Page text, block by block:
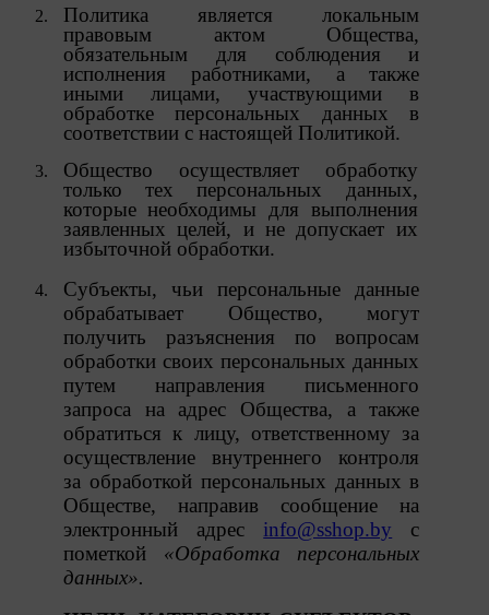
Политика
является
локальным
правовым
актом
Общества,
обязательным
для соблюдения и
исполнения работниками, а также
иными лицами, участвующими в
обработке персональных данных в
соответствии с настоящей Политикой.
Общество осуществляет обработку
только тех персональных данных,
которые необходимы для выполнения
заявленных целей, и не допускает их
избыточной обработки.
Субъекты, чьи персональные данные
обрабатывает Общество, могут
получить разъяснения по вопросам
обработки своих персональных данных
путем направления письменного
запроса на адрес Общества, а также
обратиться к лицу, ответственному за
осуществление внутреннего
контроля
за обработкой персональных данных в
Обществе, направив сообщение на
электронный адрес info@sshop.by с
пометкой «Обработка персональных
данных».
настроить браузер, чтобы он блокировал такие
файлы сookie или уведомлял пользователя об их
использовании — но в таком случае некоторые
разделы сайта могут не работать).
9.2. Функциональные файлы cookie, например,
определяющие имя пользователя. Данные файлы
некоторых дополнительных функций сайтов,
например, для хранения предпочтений
пользователя, в том числе имени пользователя
или выбора языка, и для предотвращения
повторных прохождений опросов
условия работы пользователей с сайтом.
9.3. Файлы cookie предпочтений, например, для
настройки контента. Данные файлы cookie
собирают информацию о выборе пользователя на
сайте и его предпочтениях и позволяют Обществу
«запомнить» информацию о выбранном
пользователем городе и других местных
настройках для того, чтобы соответствующим
образом настраивать сайт.
9.4. Аналитические файлы cookie, например
Яндекс.Метрика, Google Analytics. Данные файлы
cookie собирают информацию о том, как
пользователь использовал сайты, и позволяют
Обществу вносить в них улучшения.